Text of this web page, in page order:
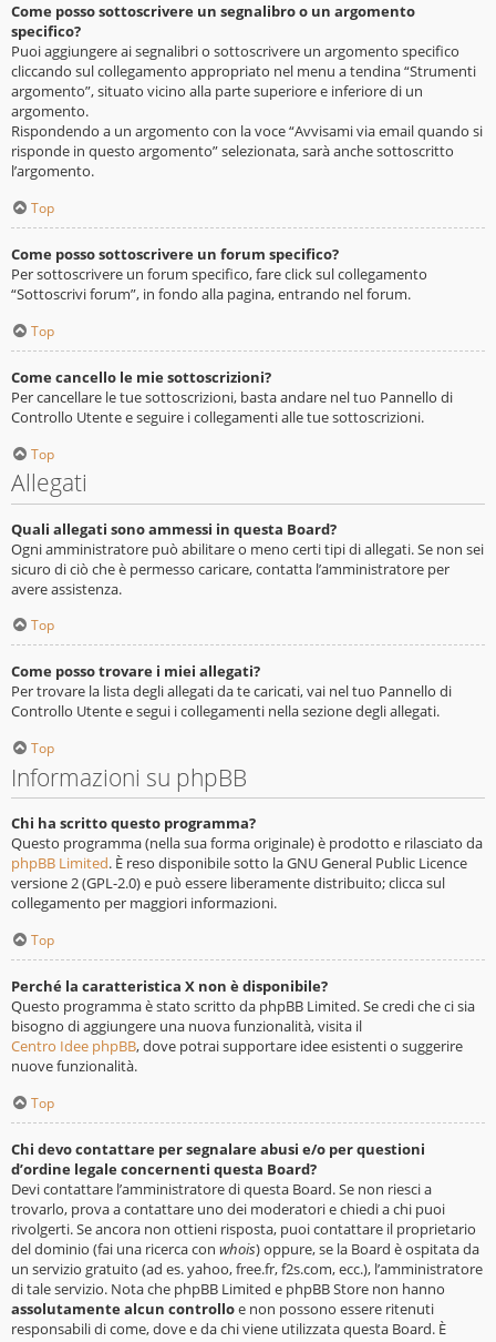
Come posso sottoscrivere un segnalibro o un argomento
specifico?
Puoi aggiungere ai segnalibri o sottoscrivere un argomento specifico
cliccando sul collegamento appropriato nel menu a tendina “Strumenti
argomento”, situato vicino alla parte superiore e inferiore di un
argomento.
Rispondendo a un argomento con la voce “Avvisami via email quando si
risponde in questo argomento” selezionata, sarà anche sottoscritto
l’argomento.
Top
Come posso sottoscrivere un forum specifico?
Per sottoscrivere un forum specifico, fare click sul collegamento
“Sottoscrivi forum”, in fondo alla pagina, entrando nel forum.
Top
Come cancello le mie sottoscrizioni?
Per cancellare le tue sottoscrizioni, basta andare nel tuo Pannello di
Controllo Utente e seguire i collegamenti alle tue sottoscrizioni.
Top
Allegati
Quali allegati sono ammessi in questa Board?
Ogni amministratore può abilitare o meno certi tipi di allegati. Se non sei
sicuro di ciò che è permesso caricare, contatta l’amministratore per
avere assistenza.
Top
Come posso trovare i miei allegati?
Per trovare la lista degli allegati da te caricati, vai nel tuo Pannello di
Controllo Utente e segui i collegamenti nella sezione degli allegati.
Top
Informazioni su phpBB
Chi ha scritto questo programma?
Questo programma (nella sua forma originale) è prodotto e rilasciato da
phpBB Limited. È reso disponibile sotto la GNU General Public Licence
versione 2 (GPL-2.0) e può essere liberamente distribuito; clicca sul
collegamento per maggiori informazioni.
Top
Perché la caratteristica X non è disponibile?
Questo programma è stato scritto da phpBB Limited. Se credi che ci sia
bisogno di aggiungere una nuova funzionalità, visita il
Centro Idee phpBB, dove potrai supportare idee esistenti o suggerire
nuove funzionalità.
Top
Chi devo contattare per segnalare abusi e/o per questioni
d’ordine legale concernenti questa Board?
Devi contattare l’amministratore di questa Board. Se non riesci a
trovarlo, prova a contattare uno dei moderatori e chiedi a chi puoi
rivolgerti. Se ancora non ottieni risposta, puoi contattare il proprietario
del dominio (fai una ricerca con whois) oppure, se la Board è ospitata da
un servizio gratuito (ad es. yahoo, free.fr, f2s.com, ecc.), l’amministratore
di tale servizio. Nota che phpBB Limited e phpBB Store non hanno
assolutamente alcun controlloe non possono essere ritenuti
responsabili di come, dove e da chi viene utilizzata questa Board. È